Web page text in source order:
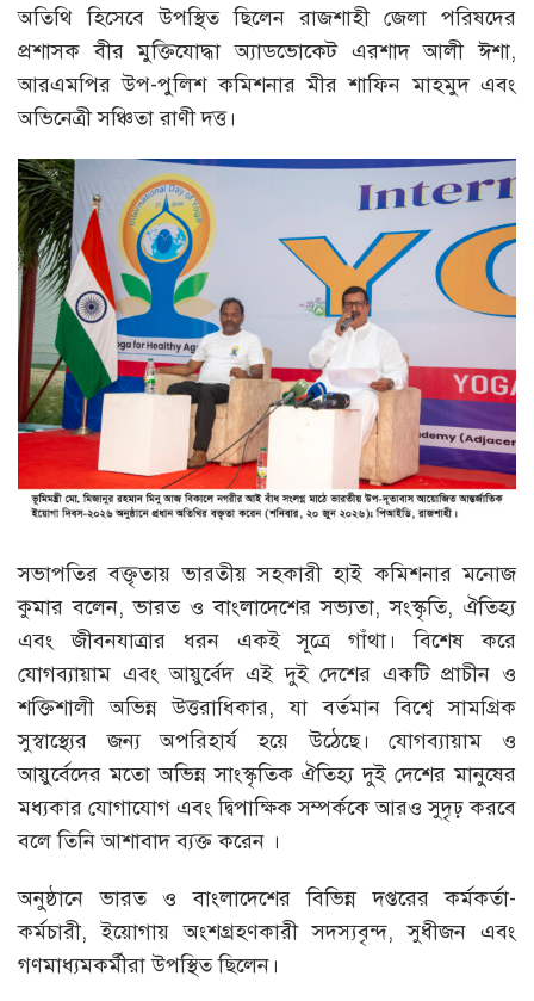
অতিথি হিসেবে উপস্থিত ছিলেন রাজশাহী জেলা পরিষদের
প্রশাসক বীর মুক্তিযোদ্ধা অ্যাডভোকেট এরশাদ আলী ঈশা,
আরএমপির উপ-পুলিশ কমিশনার মীর শাফিন মাহমুদ এবং
অভিনেত্রী সঞ্চিতা রাণী দত্ত।
সভাপতির বক্তৃতায় ভারতীয় সহকারী হাই কমিশনার মনোজ
কুমার বলেন, ভারত ও বাংলাদেশের সভ্যতা, সংস্কৃতি, ঐতিহ্য
এবং জীবনযাত্রার ধরন একই সূত্রে গাঁথা। বিশেষ করে
যোগব্যায়াম এবং আয়ুর্বেদ এই দুই দেশের একটি প্রাচীন ও
শক্তিশালী অভিন্ন উত্তরাধিকার, যা বর্তমান বিশ্বে সামগ্রিক
সুস্বাস্থ্যের জন্য অপরিহার্য হয়ে উঠেছে। যোগব্যায়াম ও
আয়ুর্বেদের মতো অভিন্ন সাংস্কৃতিক ঐতিহ্য দুই দেশের মানুষের
মধ্যকার যোগাযোগ এবং দ্বিপাক্ষিক সম্পর্ককে আরও সুদৃঢ় করবে
বলে তিনি আশাবাদ ব্যক্ত করেন ।
অনুষ্ঠানে ভারত ও বাংলাদেশের বিভিন্ন দপ্তরের কর্মকর্তা-
কর্মচারী, ইয়োগায় অংশগ্রহণকারী সদস্যবৃন্দ, সুধীজন এবং
গণমাধ্যমকর্মীরা উপস্থিত ছিলেন।